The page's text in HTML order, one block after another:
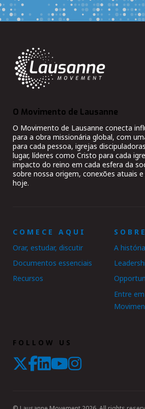
O Movimento de Lausanne
O Movimento de Lausanne conecta
para a obra missionária global, com
para cada pessoa, igrejas
lugar, líderes como Cristo para cada
impacto do reino em cada esfera da
sobre nossa origem, conexões atuais
hoje.
COMECE AQUI
Orar, estudar, discutir
Documentos essenciais
Recursos
A
Entre
FOLLOW US